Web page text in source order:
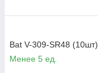
Bat V-309-SR48 (10шт)
Менее 5 ед.